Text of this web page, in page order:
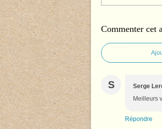
Commenter cet
S Serge
Meilleurs
Répondre